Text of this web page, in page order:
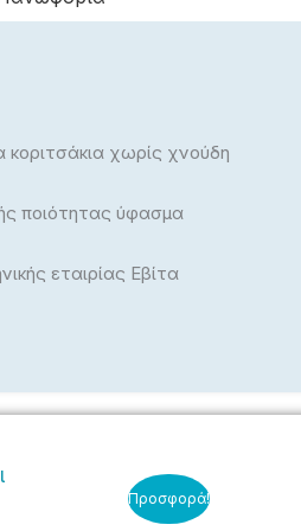
Εσώρουχα – Πυτζάμαμες –
χωρίς χνούδη
ποιότητας ύφασμα
εταιρίας Εβίτα
Προσφορά!
Original
price
Η
τρέχουσα